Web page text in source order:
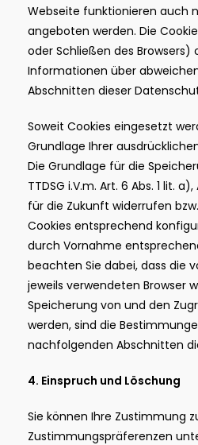
Webseite funktionieren auch
angeboten werden. Die
oder Schließen des
Informationen über
Abschnitten dieser
Soweit Cookies eingesetzt
Grundlage Ihrer
Die Grundlage für die
TTDSG i.V.m. Art. 6 Abs. 1 lit.
für die Zukunft widerrufen
Cookies entsprechend
durch Vornahme
beachten Sie dabei, dass die
jeweils verwendeten Browser
Speicherung von und den
werden, sind die
nachfolgenden Abschnitten
4. Einspruch und Löschung
Sie können Ihre Zustimmung
Zustimmungspräferenzen